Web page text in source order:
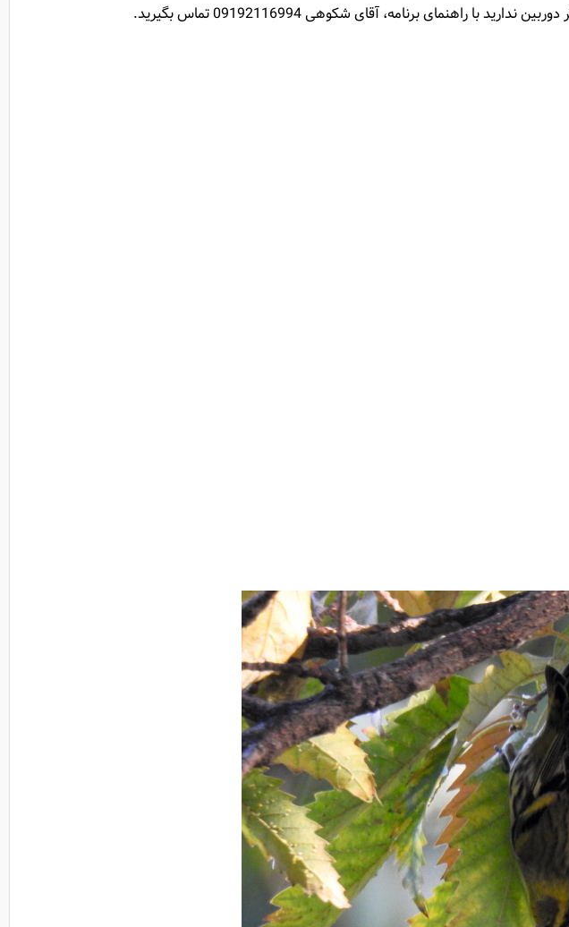
برنامه، آقای شکوهی 09192116994 تماس بگیرید.